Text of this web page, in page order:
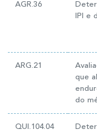
AGR.36
IPI e
ARG.21
que
do
QUI.104.04